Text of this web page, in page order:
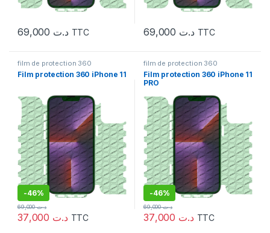
د.ت TTC د.ت TTC
film de protection 360
Film protection 360 iPhone 11
-46%
د.ت
د.ت69,000
TTC
film de protection 360
Film protection 360 iPhone 11
PRO
-46%
د.ت
د.ت69,000
TTC